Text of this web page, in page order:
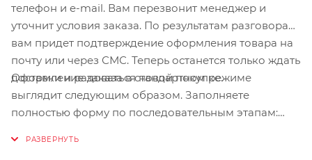
телефон и e-mail. Вам перезвонит менеджер и
уточнит условия заказа. По результатам разговора
вам придет подтверждение оформления товара на
почту или через СМС. Теперь останется только ждать
доставки и радоваться новой покупке.
Оформление заказа в стандартном режиме
выглядит следующим образом. Заполняете
полностью форму по последовательным этапам: